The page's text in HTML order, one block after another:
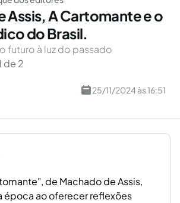
Assis, A Cartomante e o
do Brasil.
futuro à luz do passado
de 2
25/11/2024 às 16:51
de Machado de Assis,
época ao oferecer reflexões